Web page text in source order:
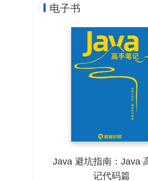
电子书
Java 避坑指南：Java
记代码篇